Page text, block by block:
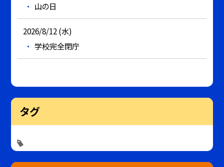
山の日
2026/8/12 (水)
学校完全閉庁
タグ